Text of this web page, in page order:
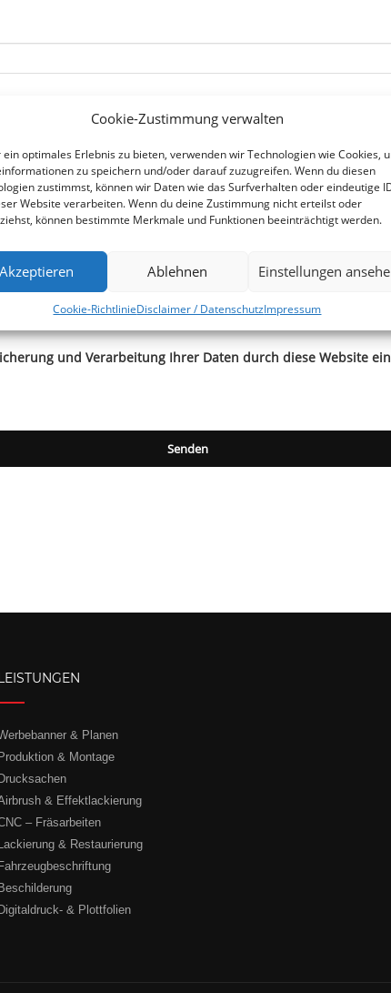
Cookie-Zustimmung verwalten
ein optimales Erlebnis zu bieten, verwenden wir Technologien wie Cookies,
zu speichern und/oder darauf zuzugreifen. Wenn du diesen
zustimmst, können wir Daten wie das Surfverhalten oder eindeutige
Website verarbeiten. Wenn du deine Zustimmung nicht erteilst oder
können bestimmte Merkmale und Funktionen beeinträchtigt werden.
Akzeptieren Ablehnen Einstellungen
Cookie-RichtlinieDisclaimer / DatenschutzImpressum
und Verarbeitung Ihrer Daten durch diese Website
& Planen
Produktion & Montage
Drucksachen
& Effektlackierung
– Fräsarbeiten
Lackierung & Restaurierung
Fahrzeugbeschriftung
Beschilderung
Digitaldruck- & Plottfolien